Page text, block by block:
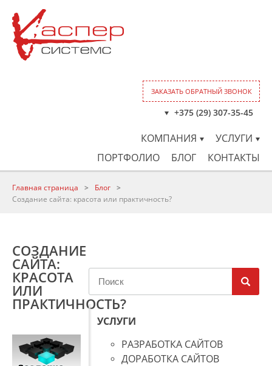
ЗАКАЗАТЬ ОБРАТНЫЙ ЗВОНОК
+375 (29) 307-35-45
КОМПАНИЯ
УСЛУГИ
ПОРТФОЛИО
БЛОГ КОНТАКТЫ
Главная страница > Блог >
Создание сайта: красота или практичность?
СОЗДАНИЕ
САЙТА:
КРАСОТА
ИЛИ
ПРАКТИЧНОСТЬ?
УСЛУГИ
РАЗРАБОТКА САЙТОВ
ДОРАБОТКА САЙТОВ